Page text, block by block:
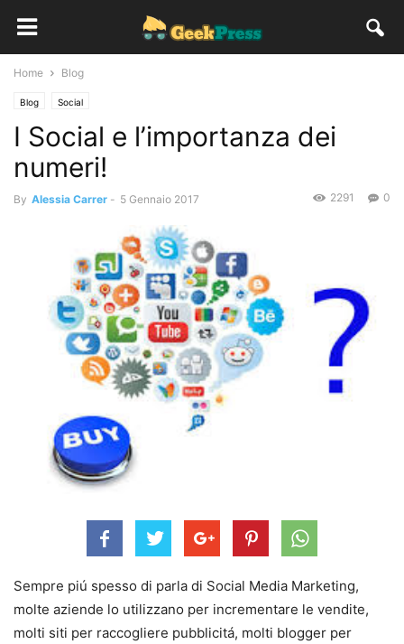
Home Blog
Blog Social
I Social e l’importanza dei
numeri!
By Alessia Carrer - 5 Gennaio 2017 0
2291
Sempre piú spesso di parla di Social Media Marketing,
molte aziende lo utilizzano per incrementare le vendite,
molti siti per raccogliere pubblicitá, molti blogger per